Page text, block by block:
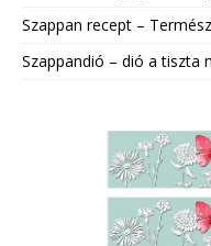
Szappan recept –
Szappandió – dió a tiszta